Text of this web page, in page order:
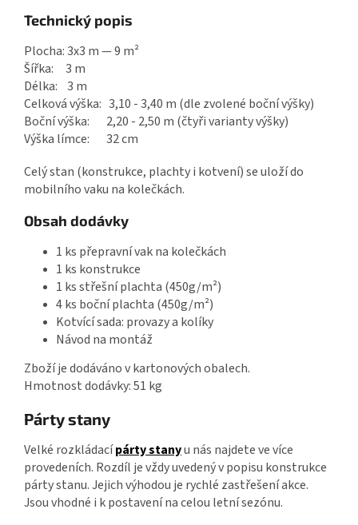
Technický popis
Plocha: 3x3 m — 9 m²
Šířka: 3 m
Délka: 3 m
Celková výška: 3,10 - 3,40 m (dle zvolené boční výšky)
Boční výška: 2,20 - 2,50 m (čtyři varianty výšky)
Výška límce: 32 cm
Celý stan (konstrukce, plachty i kotvení) se uloží do
mobilního vaku na kolečkách.
Obsah dodávky
1 ks přepravní vak na kolečkách
1 ks konstrukce
1 ks střešní plachta (450g/m²)
4 ks boční plachta (450g/m²)
Kotvící sada: provazy a kolíky
Návod na montáž
Zboží je dodáváno v kartonových obalech.
Hmotnost dodávky: 51 kg
Párty stany
Velké rozkládacípárty stanyu nás najdete ve více
provedeních. Rozdíl je vždy uvedený v popisu konstrukce
párty stanu. Jejich výhodou je rychlé zastřešení akce.
Jsou vhodné i k postavení na celou letní sezónu.